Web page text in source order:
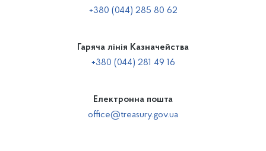
+380 (044) 285 80 62
Гаряча лінія Казначейства
+380 (044) 281 49 16
Електронна пошта
office@treasury.gov.ua